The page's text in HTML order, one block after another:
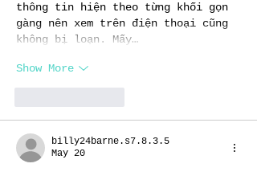
thông tin hiện theo từng khối gọn
gàng nên xem trên điện thoại cũng
không bị loạn. Mấy…
Show More
billy24barne.s7.8.3.5
May 20